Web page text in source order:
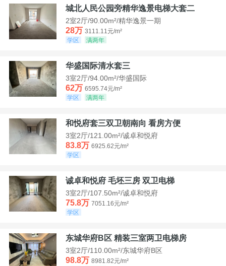
城北人民公园旁精华逸景电梯大套二
2室2厅/90.00m²/精华逸景一期
28万 3111.11元/m²
学区
满两年
华盛国际清水套三
3室2厅/94.00m²/华盛国际
62万 6595.74元/m²
学区
满两年
和悦府套三双卫朝南向 看房方便
3室2厅/121.00m²/诚卓和悦府
83.8万 6925.62元/m²
学区
诚卓和悦府 毛坯三房 双卫电梯
3室2厅/107.50m²/诚卓和悦府
75.8万 7051.16元/m²
学区
东城华府B区 精装三室两卫电梯房
3室2厅/110.00m²/东城华府B区
98.8万 8981.82元/m²